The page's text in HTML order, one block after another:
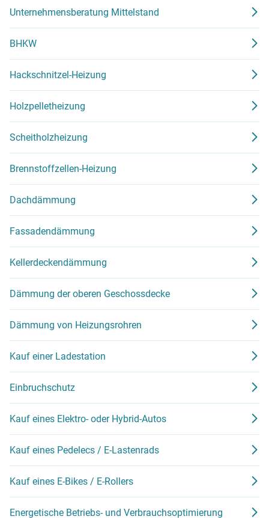
Unternehmensberatung Mittelstand
BHKW
Hackschnitzel-Heizung
Holzpelletheizung
Scheitholzheizung
Brennstoffzellen-Heizung
Dachdämmung
Fassadendämmung
Kellerdeckendämmung
Dämmung der oberen Geschossdecke
Dämmung von Heizungsrohren
Kauf einer Ladestation
Einbruchschutz
Kauf eines Elektro- oder Hybrid-Autos
Kauf eines Pedelecs / E-Lastenrads
Kauf eines E-Bikes / E-Rollers
Energetische Betriebs- und Verbrauchsoptimierung